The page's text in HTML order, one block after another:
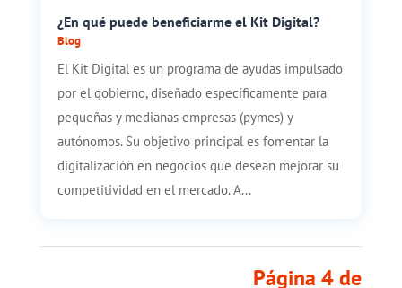
¿En qué puede beneficiarme el Kit Digital?
Blog
El Kit Digital es un programa de ayudas impulsado
por el gobierno, diseñado específicamente para
pequeñas y medianas empresas (pymes) y
autónomos. Su objetivo principal es fomentar la
digitalización en negocios que desean mejorar su
competitividad en el mercado. A...
Página 4 de